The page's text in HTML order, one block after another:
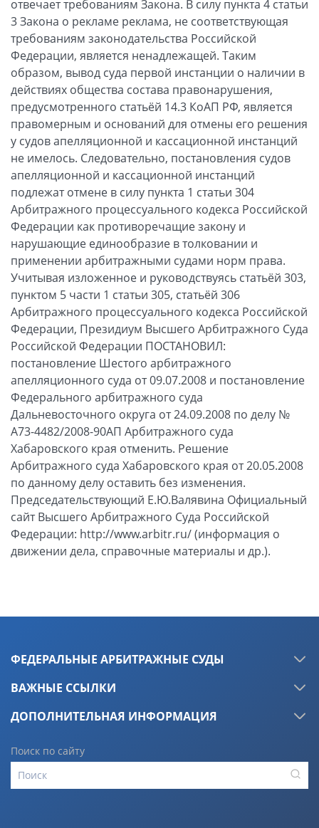
отвечает требованиям Закона. В силу пункта 4 статьи
3 Закона о рекламе реклама, не соответствующая
требованиям законодательства Российской
Федерации, является ненадлежащей. Таким
образом, вывод суда первой инстанции о наличии в
действиях общества состава правонарушения,
предусмотренного статьёй 14.3 КоАП РФ, является
правомерным и оснований для отмены его решения
у судов апелляционной и кассационной инстанций
не имелось. Следовательно, постановления судов
апелляционной и кассационной инстанций
подлежат отмене в силу пункта 1 статьи 304
Арбитражного процессуального кодекса Российской
Федерации как противоречащие закону и
нарушающие единообразие в толковании и
применении арбитражными судами норм права.
Учитывая изложенное и руководствуясь статьёй 303,
пунктом 5 части 1 статьи 305, статьёй 306
Арбитражного процессуального кодекса Российской
Федерации, Президиум Высшего Арбитражного Суда
Российской Федерации ПОСТАНОВИЛ:
постановление Шестого арбитражного
апелляционного суда от 09.07.2008 и постановление
Федерального арбитражного суда
Дальневосточного округа от 24.09.2008 по делу №
А73-4482/2008-90АП Арбитражного суда
Хабаровского края отменить. Решение
Арбитражного суда Хабаровского края от 20.05.2008
по данному делу оставить без изменения.
Председательствующий Е.Ю.Валявина Официальный
сайт Высшего Арбитражного Суда Российской
Федерации: http://www.arbitr.ru/ (информация о
движении дела, справочные материалы и др.).
ФЕДЕРАЛЬНЫЕ АРБИТРАЖНЫЕ СУДЫ
ВАЖНЫЕ ССЫЛКИ
ДОПОЛНИТЕЛЬНАЯ ИНФОРМАЦИЯ
Поиск по сайту